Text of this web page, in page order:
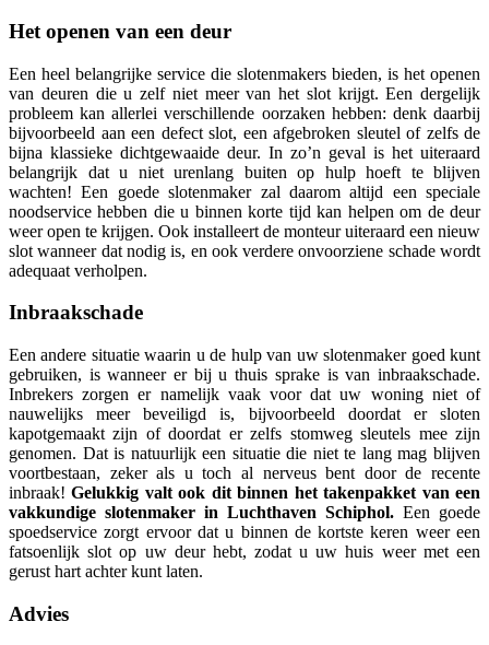
Het openen van een deur
Een heel belangrijke service die slotenmakers bieden, is het openen
van deuren die u zelf niet meer van het slot krijgt. Een dergelijk
probleem kan allerlei verschillende oorzaken hebben: denk daarbij
bijvoorbeeld aan een defect slot, een afgebroken sleutel of zelfs de
bijna klassieke dichtgewaaide deur. In zo’n geval is het uiteraard
belangrijk dat u niet urenlang buiten op hulp hoeft te blijven
wachten! Een goede slotenmaker zal daarom altijd een speciale
noodservice hebben die u binnen korte tijd kan helpen om de deur
weer open te krijgen. Ook installeert de monteur uiteraard een nieuw
slot wanneer dat nodig is, en ook verdere onvoorziene schade wordt
adequaat verholpen.
Inbraakschade
Een andere situatie waarin u de hulp van uw slotenmaker goed kunt
gebruiken, is wanneer er bij u thuis sprake is van inbraakschade.
Inbrekers zorgen er namelijk vaak voor dat uw woning niet of
nauwelijks meer beveiligd is, bijvoorbeeld doordat er sloten
kapotgemaakt zijn of doordat er zelfs stomweg sleutels mee zijn
genomen. Dat is natuurlijk een situatie die niet te lang mag blijven
voortbestaan, zeker als u toch al nerveus bent door de recente
inbraak! Gelukkig valt ook dit binnen het takenpakket van een
vakkundige slotenmaker in Luchthaven Schiphol. Een goede
spoedservice zorgt ervoor dat u binnen de kortste keren weer een
fatsoenlijk slot op uw deur hebt, zodat u uw huis weer met een
gerust hart achter kunt laten.
Advies